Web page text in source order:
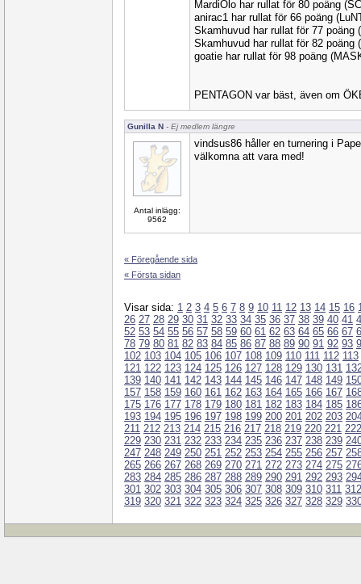
MardiOlo har rullat för 80 poäng
anirac1 har rullat för 66 poäng
Skamhuvud har rullat för 77 poäng
Skamhuvud har rullat för 82 poäng
goatie har rullat för 98 poäng
PENTAGON var bäst, även om
Gunilla N - Ej medlem längre
Antal inlägg:
9562
vindsus86 håller en turnering i
välkomna att vara med!
« Föregående sida
« Första sidan
Visar sida: 1 2 3 4 5 6 7 8 9 10 11 12 13 14 15 16
26 27 28 29 30 31 32 33 34 35 36 37 38 39 40 41
52 53 54 55 56 57 58 59 60 61 62 63 64 65 66 67
78 79 80 81 82 83 84 85 86 87 88 89 90 91 92 93
102 103 104 105 106 107 108 109 110 111 112 113
121 122 123 124 125 126 127 128 129 130 131
139 140 141 142 143 144 145 146 147 148 149
157 158 159 160 161 162 163 164 165 166 167
175 176 177 178 179 180 181 182 183 184 185
193 194 195 196 197 198 199 200 201 202 203
211 212 213 214 215 216 217 218 219 220 221 222
229 230 231 232 233 234 235 236 237 238 239
247 248 249 250 251 252 253 254 255 256 257
265 266 267 268 269 270 271 272 273 274 275
283 284 285 286 287 288 289 290 291 292 293
301 302 303 304 305 306 307 308 309 310 311 312
319 320 321 322 323 324 325 326 327 328 329